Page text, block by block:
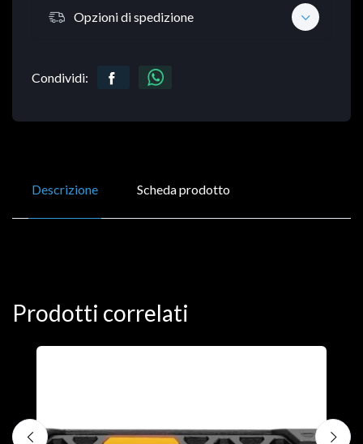
Opzioni di spedizione
Condividi:
Descrizione Scheda prodotto
Prodotti correlati